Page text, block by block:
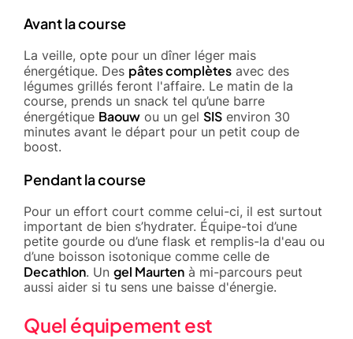
Avant la course
La veille, opte pour un dîner léger mais
énergétique. Des pâtes complètes avec des
légumes grillés feront l'affaire. Le matin de la
course, prends un snack tel qu’une barre
énergétique Baouw ou un gel SIS environ 30
minutes avant le départ pour un petit coup de
boost.
Pendant la course
Pour un effort court comme celui-ci, il est surtout
important de bien s’hydrater. Équipe-toi d’une
petite gourde ou d’une flask et remplis-la d'eau ou
d’une boisson isotonique comme celle de
Decathlon. Un gel Maurten à mi-parcours peut
aussi aider si tu sens une baisse d'énergie.
Quel équipement est